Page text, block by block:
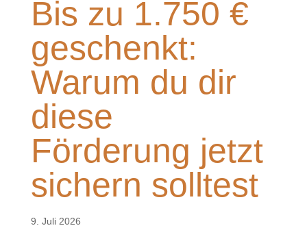
Bis zu 1.750 €
geschenkt:
Warum du dir
diese
Förderung jetzt
sichern solltest
9. Juli 2026